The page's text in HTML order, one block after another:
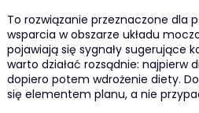
To rozwiązanie przeznaczone dla
wsparcia w obszarze układu
pojawiają się sygnały sugerujące
warto działać rozsądnie: najpierw
dopiero potem wdrożenie diety.
się elementem planu, a nie